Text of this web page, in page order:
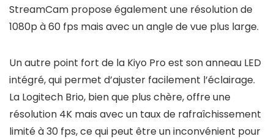
StreamCam propose également une résolution de
1080p à 60 fps mais avec un angle de vue plus large.
Un autre point fort de la Kiyo Pro est son anneau LED
intégré, qui permet d’ajuster facilement l’éclairage.
La Logitech Brio, bien que plus chère, offre une
résolution 4K mais avec un taux de rafraîchissement
limité à 30 fps, ce qui peut être un inconvénient pour